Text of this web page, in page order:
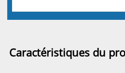
Caractéristiques du